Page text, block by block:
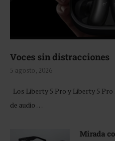
Voces sin distracciones
5 agosto, 2026
Los Liberty 5 Pro y Liberty 5
de audio …
Mirada